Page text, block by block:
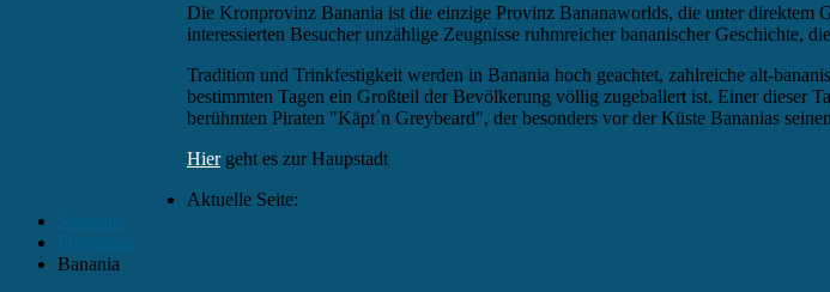
Die Kronprovinz Banania ist die einzige Provinz Bananaworlds, die unter direktem
interessierten Besucher unzählige Zeugnisse ruhmreicher bananischer Geschichte,
Tradition und Trinkfestigkeit werden in Banania hoch geachtet, zahlreiche alt-
bestimmten Tagen ein Großteil der Bevölkerung völlig zugeballert ist. Einer dieser
berühmten Piraten "Käpt´n Greybeard", der besonders vor der Küste Bananias
Hiergeht es zur Haupstadt
Aktuelle Seite:
Startseite
Provinzen
Banania